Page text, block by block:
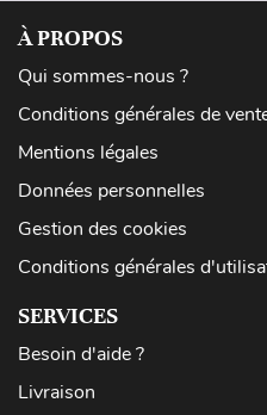
À PROPOS
Qui sommes-nous ?
Conditions générales de
Mentions légales
Données personnelles
Gestion des cookies
Conditions générales
SERVICES
Besoin d'aide ?
Livraison